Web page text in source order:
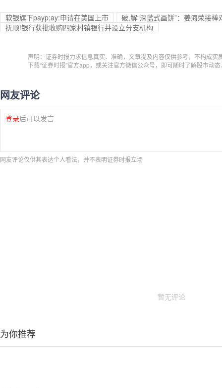
软银旗下payp;ay:申请在美国上市
破,解“深蓝式画饼”：姜海荣接棒
抚顺!银行获批收购四家村镇银行并设立分支机构
声明：证券时报力求信息真实、准确，文章提及内容仅供参考，不构成实
下载“证券时报”官方app，或关注官方微信公众号，即可随时了解股市动
网友评论
登录后可以发言
网友评论仅供其表达个人看法，并不表明证券时报立场
暂无评论
为你推荐